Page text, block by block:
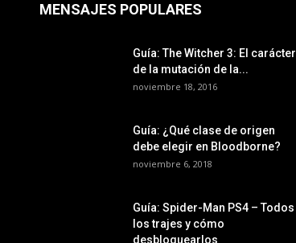
MENSAJES POPULARES
Guía: The Witcher 3: El carácter
de la mutación de la...
noviembre 18, 2016
Guía: ¿Qué clase de origen
debe elegir en Bloodborne?
noviembre 6, 2018
Guía: Spider-Man PS4 – Todos
los trajes y cómo
desbloquearlos